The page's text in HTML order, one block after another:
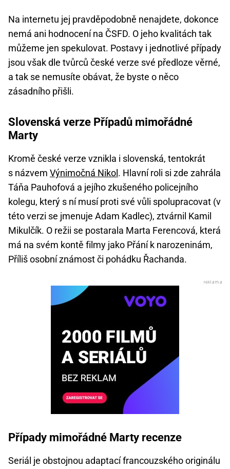
Na internetu jej pravděpodobně nenajdete, dokonce
nemá ani hodnocení na ČSFD. O jeho kvalitách tak
můžeme jen spekulovat. Postavy i jednotlivé případy
jsou však dle tvůrců české verze své předloze věrné,
a tak se nemusíte obávat, že byste o něco
zásadního přišli.
Slovenská verze Případů mimořádné
Marty
Kromě české verze vznikla i slovenská, tentokrát
s názvem Výnimočná Nikol . Hlavní roli si zde zahrála
Táňa Pauhofová a jejího zkušeného policejního
kolegu, který s ní musí proti své vůli spolupracovat (v
této verzi se jmenuje Adam Kadlec), ztvárnil Kamil
Mikulčík. O režii se postarala Marta Ferencová, která
má na svém kontě filmy jako Přání k narozeninám,
Příliš osobní známost či pohádku Řachanda.
Případy mimořádné Marty recenze
Seriál je obstojnou adaptací francouzského originálu